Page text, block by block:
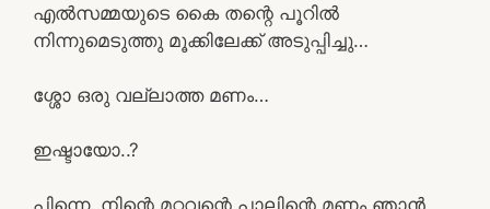
എൽസമ്മയുടെ കൈ തന്റെ പൂറിൽ
നിന്നുമെടുത്തു മൂക്കിലേക്ക് അടുപ്പിച്ചു…
ശ്ശോ ഒരു വല്ലാത്ത മണം…
ഇഷ്ടായോ..?
പിന്നെ. നിന്റെ മറ്റവന്റെ പാലിന്റെ മണം ഞാൻ